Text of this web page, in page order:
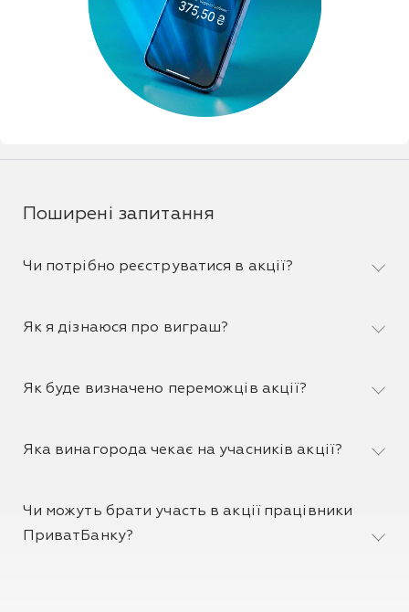
Поширені запитання
Чи потрібно реєструватися в акції?
Як я дізнаюся про виграш?
Як буде визначено переможців акції?
Яка винагорода чекає на учасників акції?
Чи можуть брати участь в акції працівники
ПриватБанку?